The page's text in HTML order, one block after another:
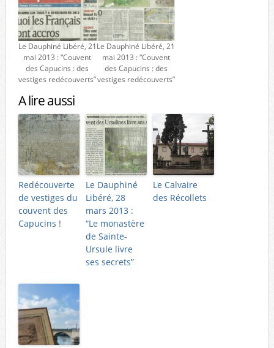
Le Dauphiné Libéré, 21
mai 2013 : “Couvent
des Capucins : des
vestiges redécouverts”
Le Dauphiné Libéré, 21
mai 2013 : “Couvent
des Capucins : des
vestiges redécouverts”
A lire aussi
Redécouverte
de vestiges du
couvent des
Capucins !
Le Dauphiné
Libéré, 28
mars 2013 :
“Le monastère
de Sainte-
Ursule livre
ses secrets”
Le Calvaire
des Récollets